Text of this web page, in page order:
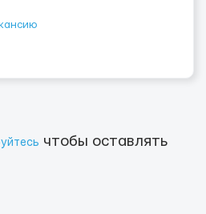
чтобы оставлять